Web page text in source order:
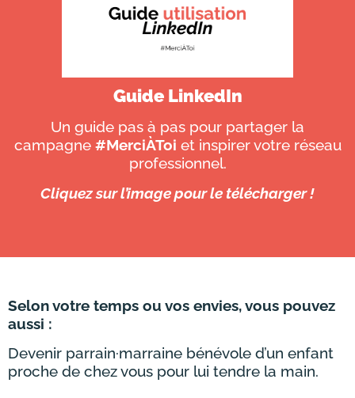
Guide LinkedIn
Un guide pas à pas pour partager la
campagne #MerciÀToi et inspirer votre réseau
professionnel.
Cliquez sur l’image pour le télécharger !
Selon votre temps ou vos envies, vous pouvez
aussi :
Devenir parrain·marraine bénévole d’un enfant
proche de chez vous pour lui tendre la main.